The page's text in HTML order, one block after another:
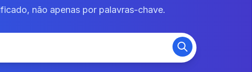
não apenas por palavras-chave.